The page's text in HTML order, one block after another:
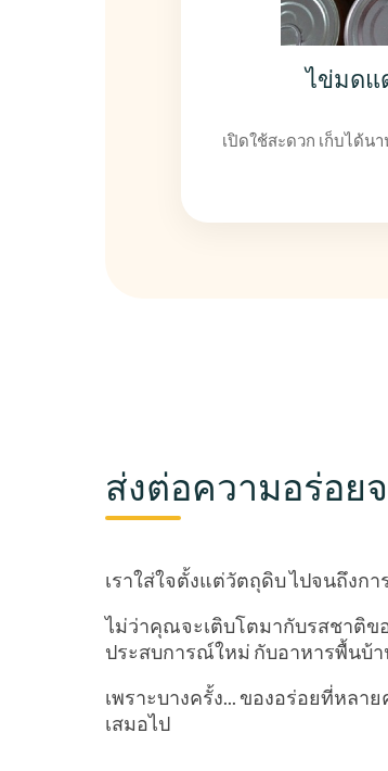
ไข่มดแ
เปิดใช้สะดวก เก็บได้น
ส่งต่อความอร่อย
เราใส่ใจตั้งแต่วัตถุดิบ ไปจนถึงกา
ไม่ว่าคุณจะเติบโตมากับรสชาติข
ประสบการณ์ใหม่ กับอาหารพื้นบ้า
เพราะบางครั้ง... ของอร่อยที่หลา
เสมอไป